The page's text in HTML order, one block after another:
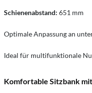
Schienenabstand: 651 mm
Optimale Anpassung an
Ideal für multifunktionale
Komfortable Sitzbank